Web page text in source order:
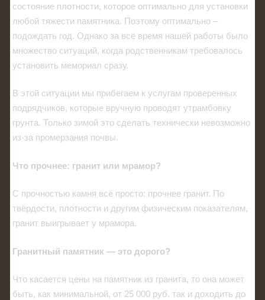
состояние плотности, которое оптимально для установки
любой тяжести памятника. Поэтому оптимально –
подождать год. Однако за всё время нашей работы было
множество ситуаций, когда родственникам требовалось
установить мемориал сразу.
В этой ситуации мы прибегаем к услугам проверенных
подрядчиков, которые вручную проводят утрамбовку
грунта. Только зимой это сделать технически невозможно
из-за промерзания почвы.
Что прочнее: гранит или мрамор?
С прочностью камня всё просто: прочнее гранит. По
твёрдости, плотности и другим физическим показателям,
гранит выигрывает у мрамора.
Гранитный памятник — это дорого?
Что касается цены на памятник из гранита, то она может
быть, как минимальной, от 25 000 руб. так и доходить до